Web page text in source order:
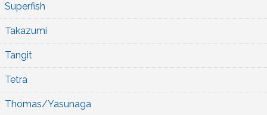
Superfish
Takazumi
Tangit
Tetra
Thomas/Yasunaga